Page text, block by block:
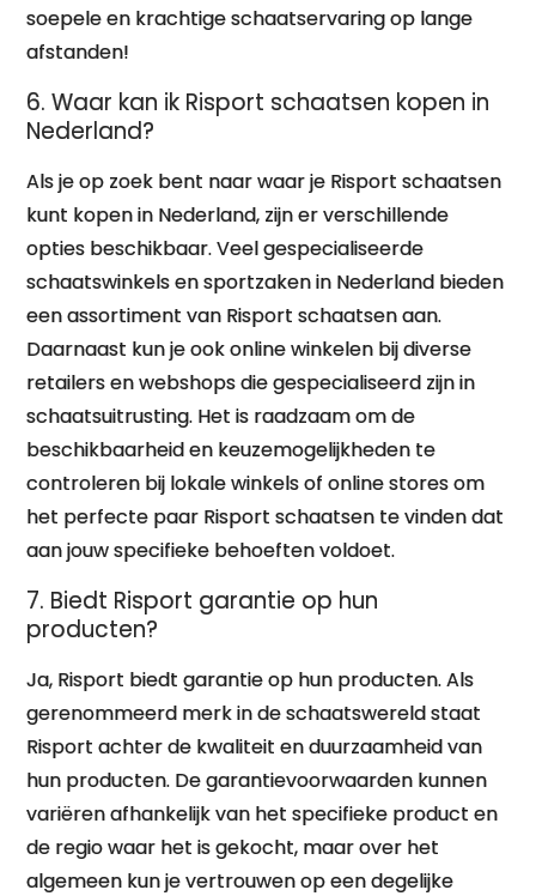
soepele en krachtige schaatservaring op lange
afstanden!
6. Waar kan ik Risport schaatsen kopen in
Nederland?
Als je op zoek bent naar waar je Risport schaatsen
kunt kopen in Nederland, zijn er verschillende
opties beschikbaar. Veel gespecialiseerde
schaatswinkels en sportzaken in Nederland bieden
een assortiment van Risport schaatsen aan.
Daarnaast kun je ook online winkelen bij diverse
retailers en webshops die gespecialiseerd zijn in
schaatsuitrusting. Het is raadzaam om de
beschikbaarheid en keuzemogelijkheden te
controleren bij lokale winkels of online stores om
het perfecte paar Risport schaatsen te vinden dat
aan jouw specifieke behoeften voldoet.
7. Biedt Risport garantie op hun
producten?
Ja, Risport biedt garantie op hun producten. Als
gerenommeerd merk in de schaatswereld staat
Risport achter de kwaliteit en duurzaamheid van
hun producten. De garantievoorwaarden kunnen
variëren afhankelijk van het specifieke product en
de regio waar het is gekocht, maar over het
algemeen kun je vertrouwen op een degelijke